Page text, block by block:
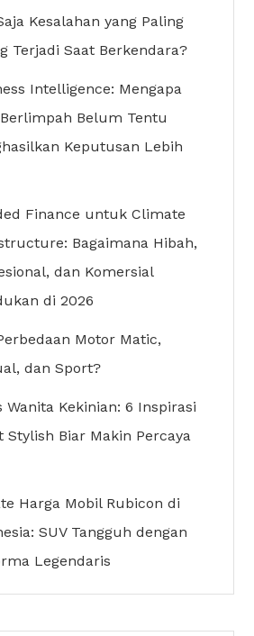
Kesalahan yang Paling
Terjadi Saat Berkendara?
Intelligence: Mengapa
Belum Tentu
Keputusan Lebih
Finance untuk Climate
Bagaimana Hibah,
dan Komersial
di 2026
Motor Matic,
dan Sport?
Wanita Kekinian: 6 Inspirasi
Stylish Biar Makin Percaya
Harga Mobil Rubicon di
SUV Tangguh dengan
Legendaris